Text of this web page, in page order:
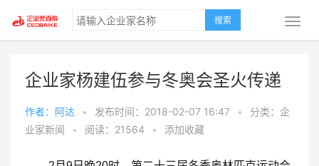
搜索
企业家杨建伍参与冬奥会圣火传递
作者：阿达 • 发布时间：2018-02-07 16:47 •
分类：企
业家新闻
• 阅读：21564 • 添加收藏